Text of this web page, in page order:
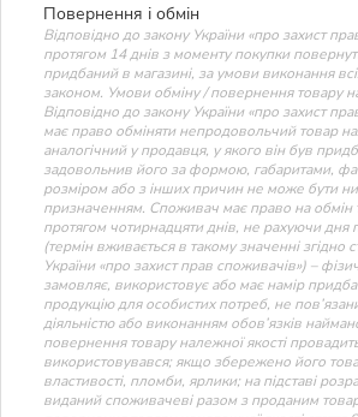
Повернення і обмін
Відповідно до закону України «про захист
протягом 14 днів з моменту покупки
придбаний в магазині, за умови виконання
законом. Умови обміну / повернення товару
Відповідно до закону України «про захист
має право обміняти непродовольчий товар
аналогічний у продавця, у якого він був
задовольнив його за формою, габаритами,
розміром або з інших причин не може бути
призначенням. Споживач має право на обмін
протягом чотирнадцяти днів, не рахуючи дня
(термін вживається в такому значенні згідно
України «про захист прав споживачів») –
замовляє, використовує або має намір
продукцію для особистих потреб, не
діяльністю або виконанням обов’язків
повернення товару належної якості
використовувався; якщо збережено його
властивості, пломби, ярлики; на підставі
виданий споживачеві разом з проданим